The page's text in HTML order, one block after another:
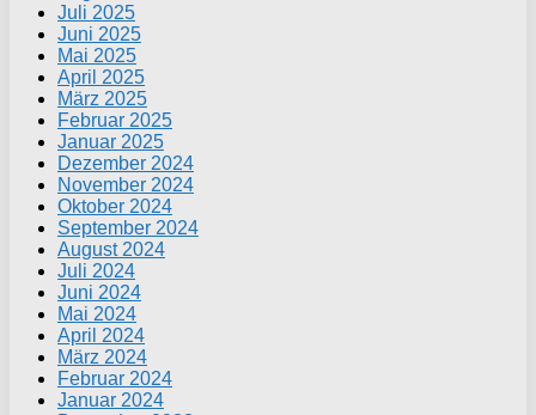
Juli 2025
Juni 2025
Mai 2025
April 2025
März 2025
Februar 2025
Januar 2025
Dezember 2024
November 2024
Oktober 2024
September 2024
August 2024
Juli 2024
Juni 2024
Mai 2024
April 2024
März 2024
Februar 2024
Januar 2024